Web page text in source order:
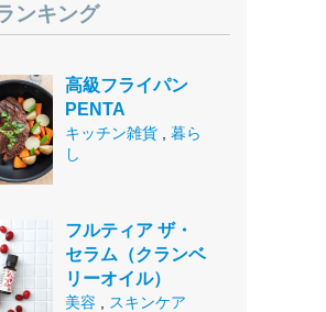
ンキング
高級フライパン
PENTA
キッチン雑貨
暮ら
し
フルティア ザ・
セラム（クランベ
リーオイル）
美容 スキンケア